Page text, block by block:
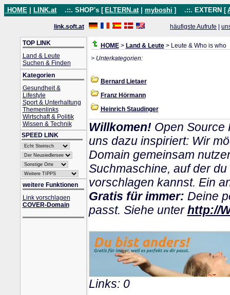
HOME LINK.at .::. SHOP's [ ELTERN.at myboshi ] .::. EXTERN [
link.soft.at häufigste Aufrufe
TOP LINK
Land & Leute
Suchen & Finden
Kategorien
Gesundheit &
Lifestyle
Sport & Unterhaltung
Themenlinks
Wirtschaft & Politik
Wissen & Technik
SPEED LINK
weitere Funktionen
Link vorschlagen
COVER-Domain
HOME> Land & Leute> Leute & Who is who
> Unterkategorien:
Bernard Lietaer
Franz Hörmann
Heinrich Staudinger
Willkomen!Open Source
uns dazu inspiriert: Wir
Domain gemeinsam
Suchmaschine, auf der
vorschlagen kannst. Ein
Gratis für immer: Deine
passt. Siehe unterhttp://
Links: 0